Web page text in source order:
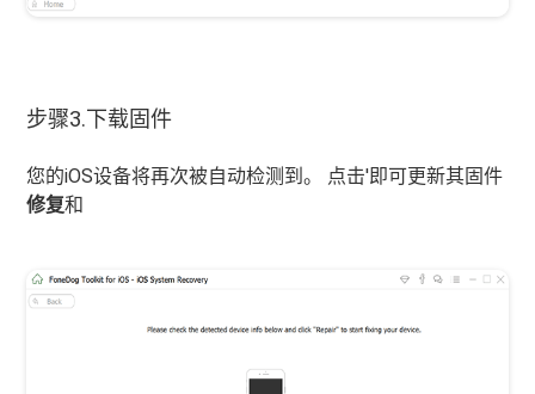
步骤3.下载固件
您的iOS设备将再次被自动检测到。 点击'即可更新其固件
修复和